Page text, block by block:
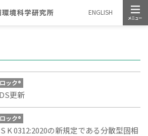
ENGLISH
ック®
更新
ック®
0312:2020の新規定である分散型固相